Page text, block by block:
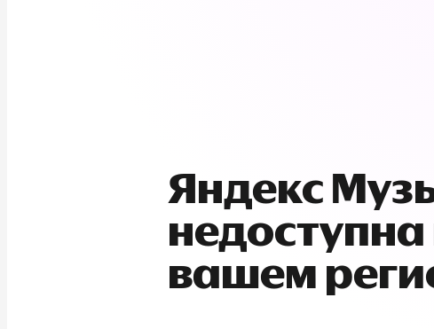
Яндекс
недоступна
вашем